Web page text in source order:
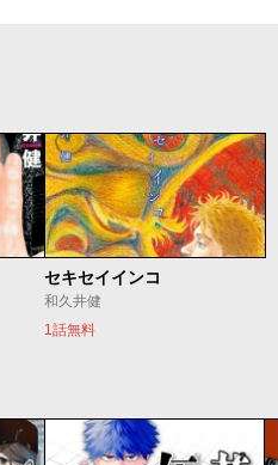
セキセイインコ
和久井健
1話無料